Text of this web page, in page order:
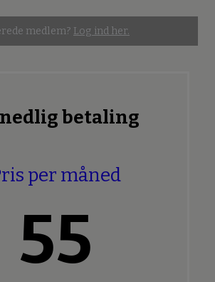
medlem? Log ind her.
betaling
per måned
55